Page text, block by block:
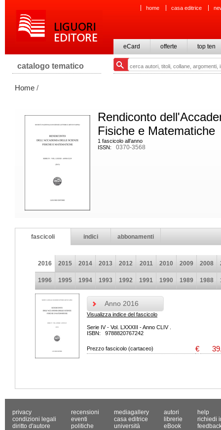
home casa editrice
eCard offerte top ten
catalogo tematico
Home /
Rendiconto
Fisiche e Matematiche
1 fascicolo all'anno
ISSN:
0370-3568
fascicoli indici abbonamenti
2016 2015 2014 2013 2012 2011 2010 2009 2008
1996 1995 1994 1993 1992 1991 1990 1989 1988
Anno 2016
Visualizza indice del fascicolo
Serie IV - Vol. LXXXIII - Anno CLIV .
ISBN: 9788820767242
Prezzo fascicolo (cartaceo) €
privacy
condizioni legali
diritto d'autore
recensioni
eventi
politiche
mediagallery
casa editrice
università
autori
librerie
eBook
help
richiedi